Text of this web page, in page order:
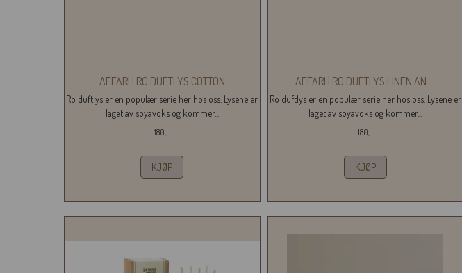
AFFARI | RO DUFTLYS COTTON
Ro duftlys er en populær serie her hos oss. Lysene er
laget av soyavoks og kommer...
180,-
KJØP
AFFARI | RO DUFTLYS LINEN AN...
Ro duftlys er en populær serie her hos oss. Lysene er
laget av soyavoks og kommer...
180,-
KJØP